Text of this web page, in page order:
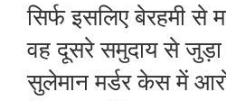
सिर्फ इसलिए बेरहमी से
वह दूसरे समुदाय से
सुलेमान मर्डर केस में